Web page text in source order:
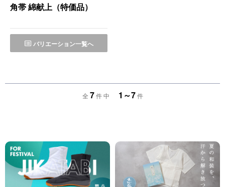
角帯 綿献上（特価品）
バリエーション一覧へ
全 7 件 中 1～7 件